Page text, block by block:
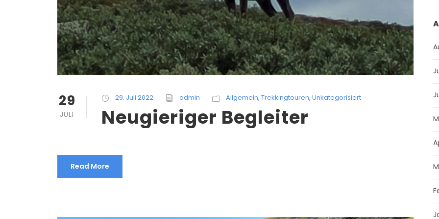
29
JULI
29. Juli 2022 admin Allgemein, Trekkingtouren, Unkategorisiert
Neugieriger Begleiter
Read More